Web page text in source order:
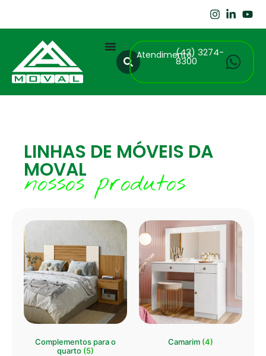
Atendimento(43) 3274-
8300
LINHAS DE MÓVEIS DA
MOVAL
nossos produtos
Complementos para o
quarto (5)
Camarim (4)